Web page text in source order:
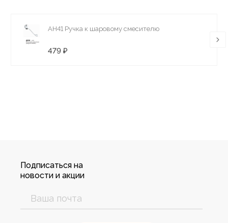
AH41 Ручка к шаровому смесителю
479 ₽
Подписаться на
новости и акции